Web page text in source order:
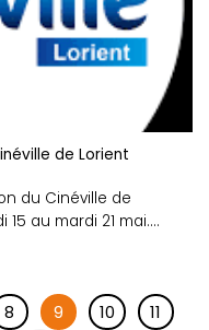
de Lorient
du Cinéville de
au mardi 21 mai....
8 9 10
11